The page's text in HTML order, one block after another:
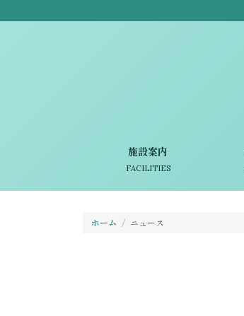
施設案内
FACILITIES
ホーム ニュース